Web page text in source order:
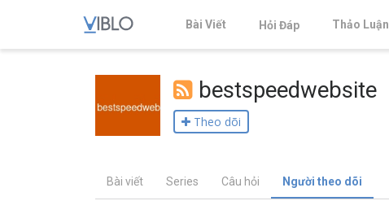
Bài Viết Hỏi Đáp Thảo Luận
bestspeedwebsite
Theo dõi
Bài viết Series Câu hỏi Người theo dõi